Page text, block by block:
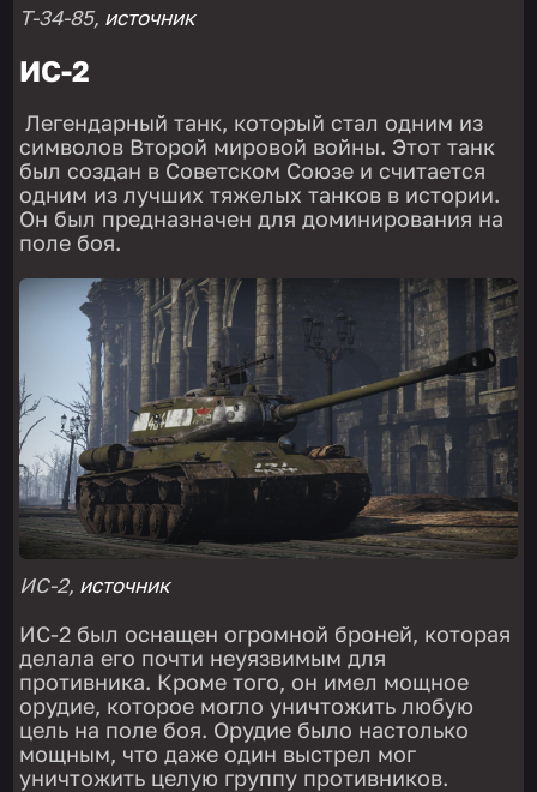
T-34-85, источник
ИС-2
Легендарный танк, который стал одним из
символов Второй мировой войны. Этот танк
был создан в Советском Союзе и считается
одним из лучших тяжелых танков в истории.
Он был предназначен для доминирования на
поле боя.
ИС-2, источник
ИС-2 был оснащен огромной броней, которая
делала его почти неуязвимым для
противника. Кроме того, он имел мощное
орудие, которое могло уничтожить любую
цель на поле боя. Орудие было настолько
мощным, что даже один выстрел мог
уничтожить целую группу противников.